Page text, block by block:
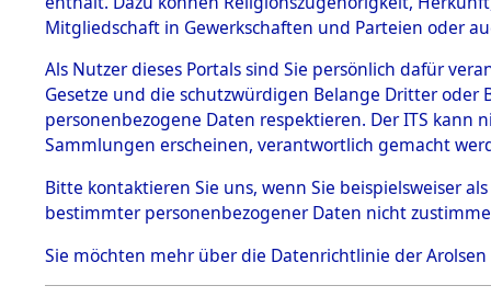
1.
mente
5. Verschiedenes
5.3
Todesmärsche
5.3.1 Alliierte
Erhebungen
zu
Todesmärsch
en
5.3.2
Mitgliedschaft in Gewerkschaften und Parteien oder
Als Nutzer dieses Portals sind Sie persönlich dafür
Gesetze und die schutzwürdigen Belange Dritter
personenbezogene Daten respektieren. Der ITS
Sammlungen erscheinen, verantwortlich gemacht
Bitte kontaktieren Sie uns, wenn Sie beispielsweiser
bestimmter personenbezogener Daten nicht
Sie möchten mehr über die Datenrichtlinie der Arolsen